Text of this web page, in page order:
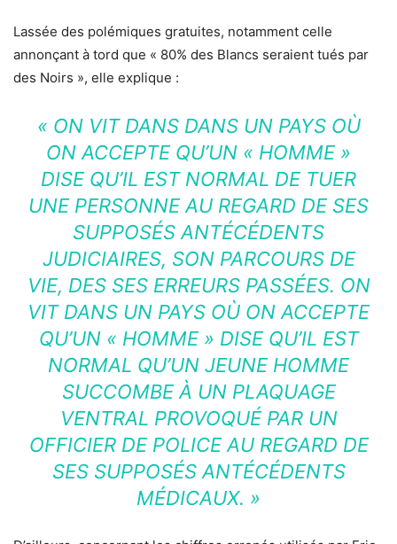
Lassée des polémiques gratuites, notamment celle
annonçant à tord que « 80% des Blancs seraient tués par
des Noirs », elle explique :
« ON VIT DANS DANS UN PAYS OÙ
ON ACCEPTE QU’UN « HOMME »
DISE QU’IL EST NORMAL DE TUER
UNE PERSONNE AU REGARD DE SES
SUPPOSÉS ANTÉCÉDENTS
JUDICIAIRES, SON PARCOURS DE
VIE, DES SES ERREURS PASSÉES. ON
VIT DANS UN PAYS OÙ ON ACCEPTE
QU’UN « HOMME » DISE QU’IL EST
NORMAL QU’UN JEUNE HOMME
SUCCOMBE À UN PLAQUAGE
VENTRAL PROVOQUÉ PAR UN
OFFICIER DE POLICE AU REGARD DE
SES SUPPOSÉS ANTÉCÉDENTS
MÉDICAUX. »